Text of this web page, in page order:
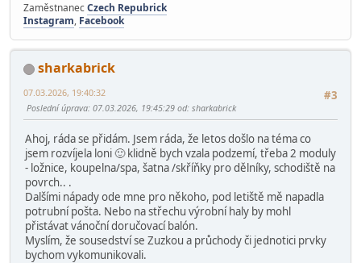
ZaměstnanecCzech Repubrick
Instagram, Facebook
sharkabrick
#3
07.03.2026, 19:40:32
Poslední úprava: 07.03.2026, 19:45:29 od: sharkabrick
Ahoj, ráda se přidám. Jsem ráda, že letos došlo na téma co
jsem rozvíjela loni 🙂 klidně bych vzala podzemí, třeba 2 moduly
- ložnice, koupelna/spa, šatna /skříňky pro dělníky, schodiště na
povrch.. .
Dalšími nápady ode mne pro někoho, pod letiště mě napadla
potrubní pošta. Nebo na střechu výrobní haly by mohl
přistávat vánoční doručovací balón.
Myslím, že sousedství se Zuzkou a průchody či jednotici prvky
bychom vykomunikovali.